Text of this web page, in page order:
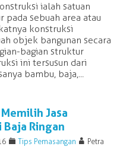
ialah satuan
pada sebuah area atau
konstruksi
objek bangunan secara
bagian struktur
ini tersusun dari
bambu, baja,...
Jasa
Ringan
F Tips Pemasangan A Petra